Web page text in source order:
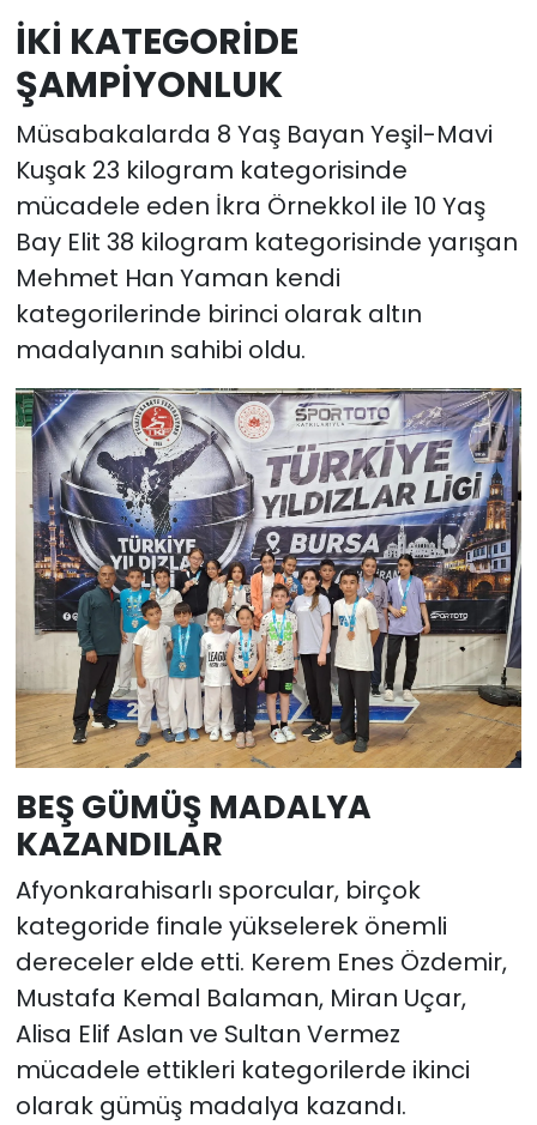
İKİ KATEGORİDE
ŞAMPİYONLUK
Müsabakalarda 8 Yaş Bayan Yeşil-Mavi
Kuşak 23 kilogram kategorisinde
mücadele eden İkra Örnekkol ile 10 Yaş
Bay Elit 38 kilogram kategorisinde yarışan
Mehmet Han Yaman kendi
kategorilerinde birinci olarak altın
madalyanın sahibi oldu.
BEŞ GÜMÜŞ MADALYA
KAZANDILAR
Afyonkarahisarlı sporcular, birçok
kategoride finale yükselerek önemli
dereceler elde etti. Kerem Enes Özdemir,
Mustafa Kemal Balaman, Miran Uçar,
Alisa Elif Aslan ve Sultan Vermez
mücadele ettikleri kategorilerde ikinci
olarak gümüş madalya kazandı.